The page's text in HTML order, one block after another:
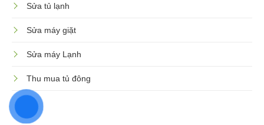
Sửa tủ lạnh
Sửa máy giặt
Sửa máy Lạnh
Thu mua tủ đông